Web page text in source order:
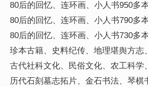
80后的回忆、连环画、小人书950多
80后的回忆、连环画、小人书790多
80后的回忆、连环画、小人书730多
珍本古籍、史料纪传、地理堪舆方志
的珍本收藏书籍200本
古代社科文化、民俗文化、农工科学
古籍扫描116本
历代石刻墓志拓片、金石书法、琴棋